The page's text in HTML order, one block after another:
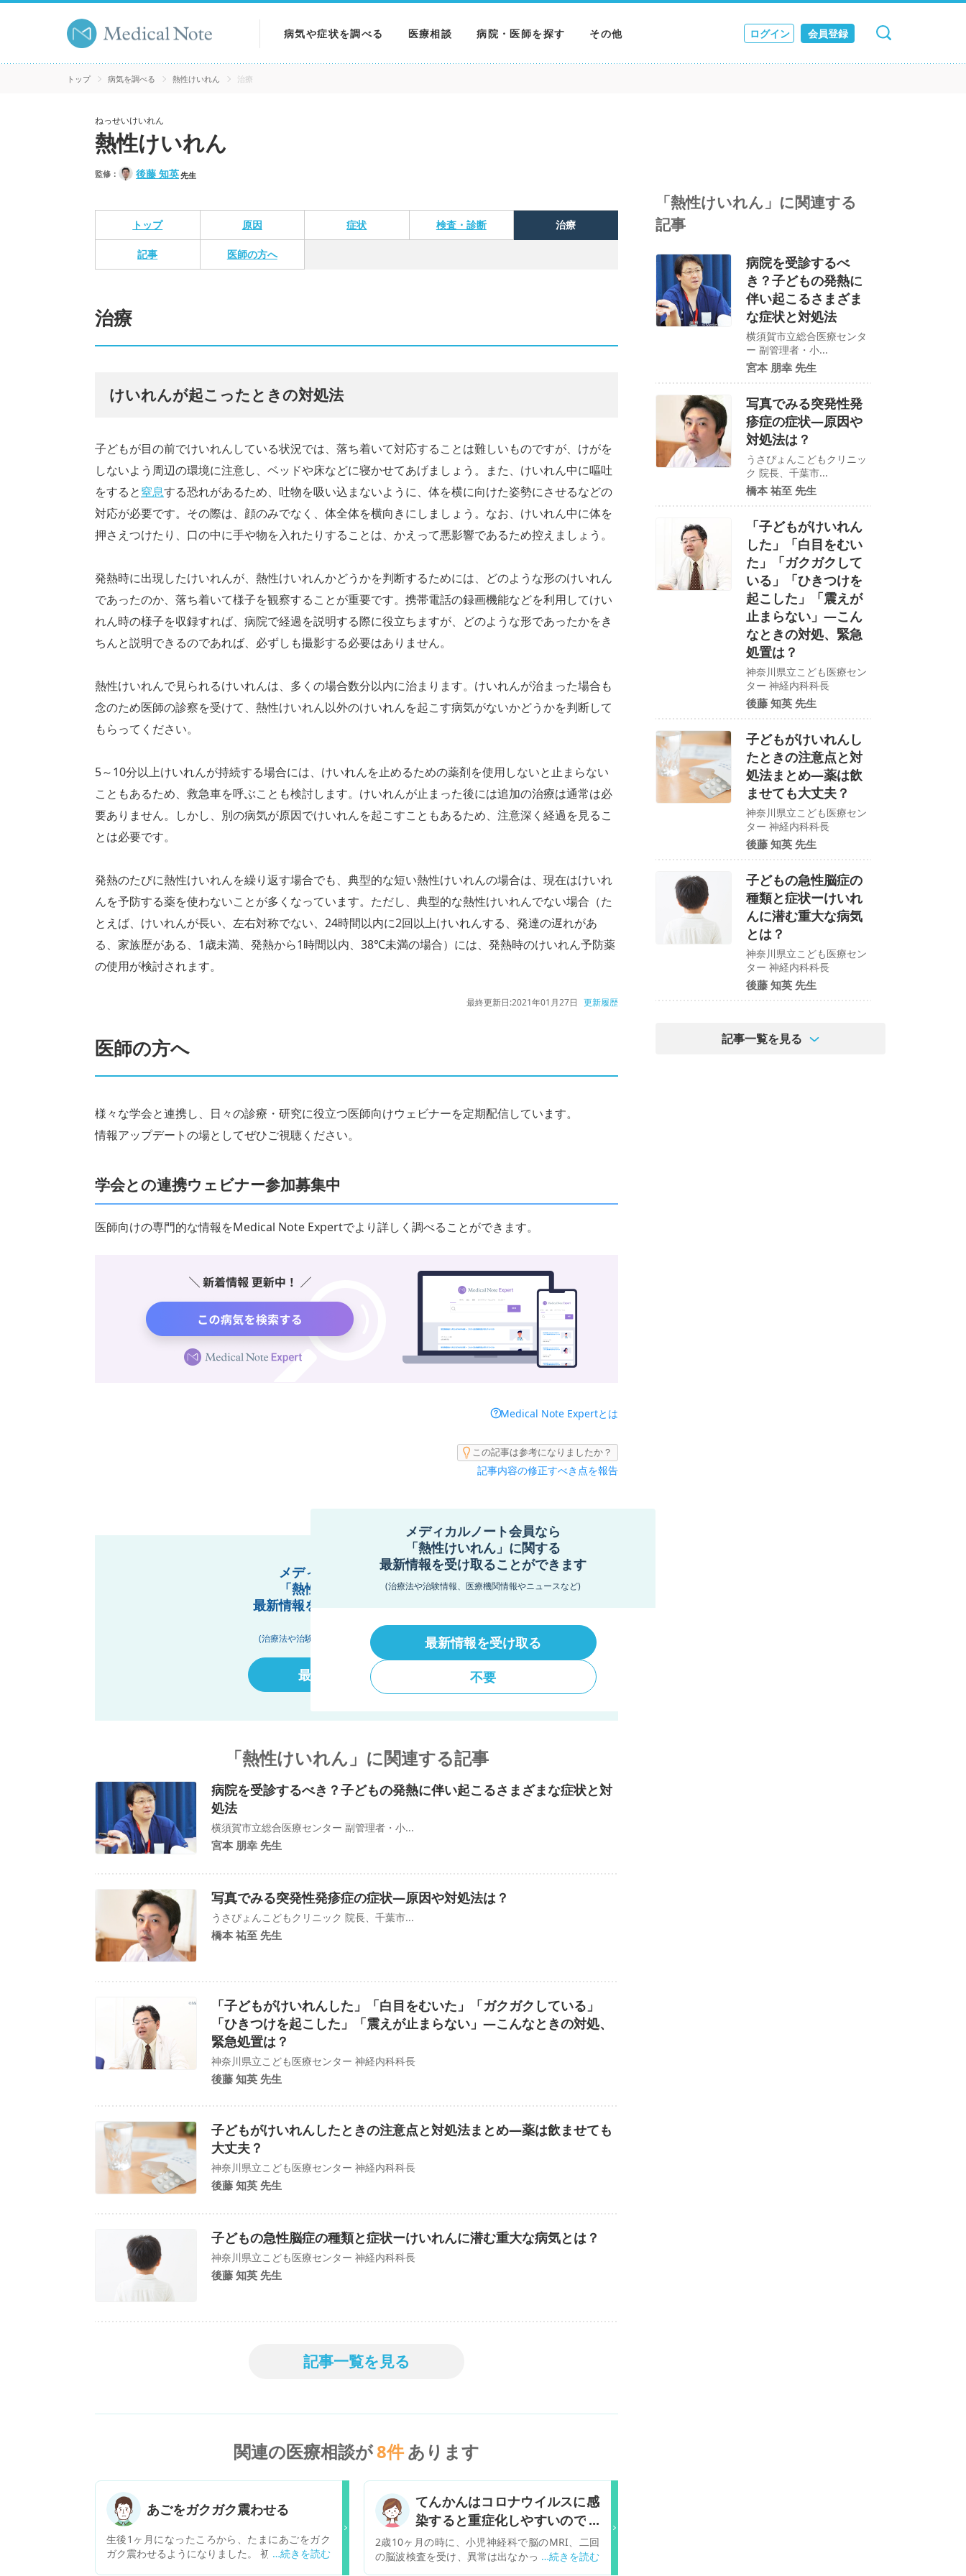
病気や症状を調べる
病気を調べる
医療相談 病院・医師を探す
病院を探す
その他
MNニュース
ログイン 会員登録
検索 キャンセル
トップ 病気を調べる 熱性けいれん 治療
メディカルノート会員なら
「熱性けいれん」に関する
最新情報を受け取ることができます
(治療法や治験情報、医療機関情報やニュースなど)
最新情報を受け取る
不要
ねっせいけいれん
熱性けいれん
監修： 後藤 知英先生
トップ 原因 症状 検査・診断 治療
記事 医師の方へ
治療
けいれんが起こったときの対処法
子どもが目の前でけいれんしている状況では、落ち着いて対応することは難しいものですが、けがを
しないよう周辺の環境に注意し、ベッドや床などに寝かせてあげましょう。また、けいれん中に嘔吐
をすると窒息する恐れがあるため、吐物を吸い込まないように、体を横に向けた姿勢にさせるなどの
対応が必要です。その際は、顔のみでなく、体全体を横向きにしましょう。なお、けいれん中に体を
押さえつけたり、口の中に手や物を入れたりすることは、かえって悪影響であるため控えましょう。
発熱時に出現したけいれんが、熱性けいれんかどうかを判断するためには、どのような形のけいれん
であったのか、落ち着いて様子を観察することが重要です。携帯電話の録画機能などを利用してけい
れん時の様子を収録すれば、病院で経過を説明する際に役立ちますが、どのような形であったかをき
ちんと説明できるのであれば、必ずしも撮影する必要はありません。
熱性けいれんで見られるけいれんは、多くの場合数分以内に治まります。けいれんが治まった場合も
念のため医師の診察を受けて、熱性けいれん以外のけいれんを起こす病気がないかどうかを判断して
もらってください。
5～10分以上けいれんが持続する場合には、けいれんを止めるための薬剤を使用しないと止まらない
こともあるため、救急車を呼ぶことも検討します。けいれんが止まった後には追加の治療は通常は必
要ありません。しかし、別の病気が原因でけいれんを起こすこともあるため、注意深く経過を見るこ
とは必要です。
発熱のたびに熱性けいれんを繰り返す場合でも、典型的な短い熱性けいれんの場合は、現在はけいれ
んを予防する薬を使わないことが多くなっています。ただし、典型的な熱性けいれんでない場合（た
とえば、けいれんが長い、左右対称でない、24時間以内に2回以上けいれんする、発達の遅れがあ
る、家族歴がある、1歳未満、発熱から1時間以内、38℃未満の場合）には、発熱時のけいれん予防薬
の使用が検討されます。
最終更新日:2021年01月27日 更新履歴
医師の方へ
様々な学会と連携し、日々の診療・研究に役立つ医師向けウェビナーを定期配信しています。
情報アップデートの場としてぜひご視聴ください。
学会との連携ウェビナー参加募集中
医師向けの専門的な情報をMedical Note Expertでより詳しく調べることができます。
Medical Note Expertとは
この記事は参考になりましたか？
記事内容の修正すべき点を報告
メディカルノート会員なら
「熱性けいれん」に関する
最新情報を受け取ることができます
(治療法や治験情報、医療機関情報やニュースなど)
最新情報を受け取る
「熱性けいれん」に関連する記事
病院を受診するべき？子どもの発熱に伴い起こるさまざまな症状と対
処法
横須賀市立総合医療センター 副管理者・小...
宮本 朋幸 先生
写真でみる突発性発疹症の症状―原因や対処法は？
うさぴょんこどもクリニック 院長、千葉市...
橋本 祐至 先生
「子どもがけいれんした」「白目をむいた」「ガクガクしている」
「ひきつけを起こした」「震えが止まらない」―こんなときの対処、
緊急処置は？
神奈川県立こども医療センター 神経内科科長
後藤 知英 先生
子どもがけいれんしたときの注意点と対処法まとめ―薬は飲ませても
大丈夫？
神奈川県立こども医療センター 神経内科科長
後藤 知英 先生
子どもの急性脳症の種類と症状ーけいれんに潜む重大な病気とは？
神奈川県立こども医療センター 神経内科科長
後藤 知英 先生
記事一覧を見る
関連の医療相談が8件あります
あごをガクガク震わせる
生後1ヶ月になったころから、たまにあごをガク
ガク震わせるようになりました。 初めは泣いて興
てんかんはコロナウイルスに感
染すると重症化しやすいのでし
ょうか。
2歳10ヶ月の時に、小児神経科で脳のMRI、二回
の脳波検査を受け、異常は出なかったものの、受
「熱性けいれん」に関連する
記事
病院を受診するべ
き？子どもの発熱に
伴い起こるさまざま
な症状と対処法
横須賀市立総合医療センタ
ー 副管理者・小...
宮本 朋幸 先生
写真でみる突発性発
疹症の症状―原因や
対処法は？
うさぴょんこどもクリニッ
ク 院長、千葉市...
橋本 祐至 先生
「子どもがけいれん
した」「白目をむい
た」「ガクガクして
いる」「ひきつけを
起こした」「震えが
止まらない」―こん
なときの対処、緊急
処置は？
神奈川県立こども医療セン
ター 神経内科科長
後藤 知英 先生
子どもがけいれんし
たときの注意点と対
処法まとめ―薬は飲
ませても大丈夫？
神奈川県立こども医療セン
ター 神経内科科長
後藤 知英 先生
子どもの急性脳症の
種類と症状ーけいれ
んに潜む重大な病気
とは？
神奈川県立こども医療セン
ター 神経内科科長
後藤 知英 先生
記事一覧を見る